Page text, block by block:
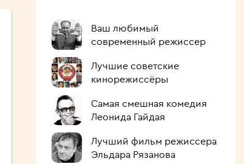
Ваш любимый
современный режиссер
Лучшие советские
кинорежиссёры
Самая смешная комедия
Леонида Гайдая
Лучший фильм режиссера
Эльдара Рязанова